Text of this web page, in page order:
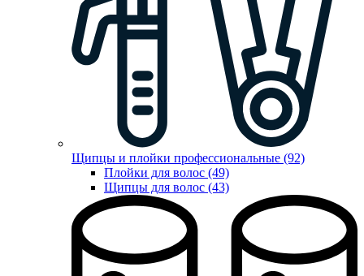
Щипцы и плойки профессиональные (92)
Плойки для волос (49)
Щипцы для волос (43)